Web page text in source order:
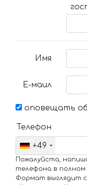
Имя
Е-маил
оповещать
Телефон
+49
Пожалуйста,
телефона в
Формат выглядит